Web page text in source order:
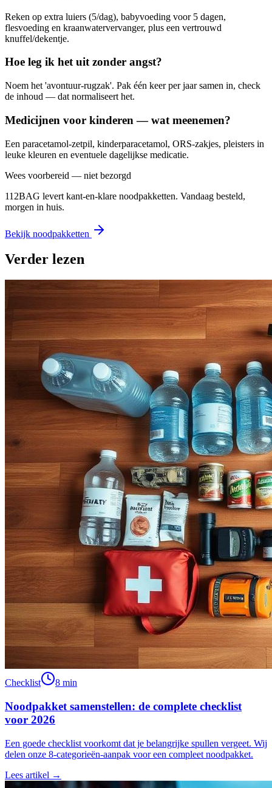
Reken op extra luiers (5/dag), babyvoeding voor 5 dagen,
flesvoeding en kraanwatervervanger, plus een vertrouwd
knuffel/dekentje.
Hoe leg ik het uit zonder angst?
Noem het 'avontuur-rugzak'. Pak één keer per jaar samen in, check
de inhoud — dat normaliseert het.
Medicijnen voor kinderen — wat meenemen?
Een paracetamol-zetpil, kinderparacetamol, ORS-zakjes, pleisters in
leuke kleuren en eventuele dagelijkse medicatie.
Wees voorbereid — niet bezorgd
112BAG levert kant-en-klare noodpakketten. Vandaag besteld,
morgen in huis.
Bekijk noodpakketten
Verder lezen
Checklist 8 min
Noodpakket samenstellen: de complete checklist
voor 2026
Een goede checklist voorkomt dat je belangrijke spullen vergeet. Wij
delen onze 8-categorieën-aanpak voor een compleet noodpakket.
Lees artikel →